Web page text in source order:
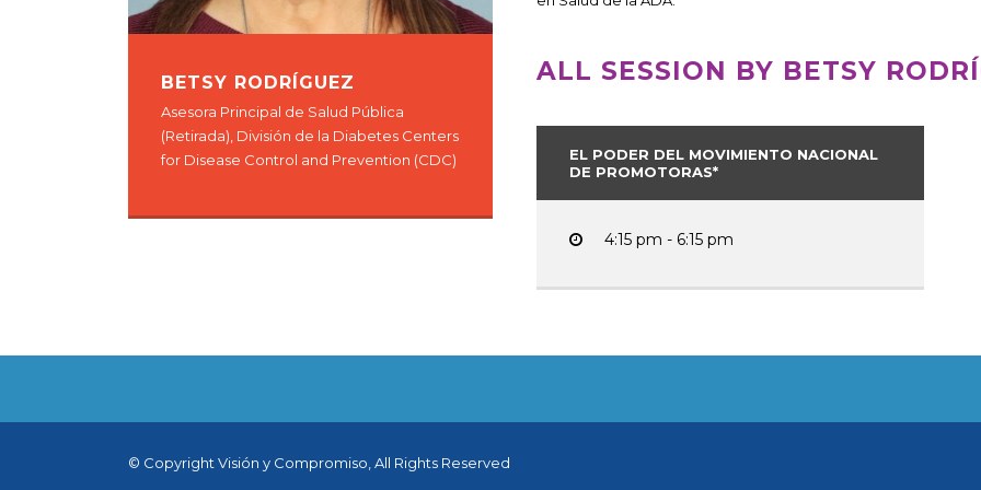
BETSY RODRÍGUEZ
Asesora Principal de Salud Pública
(Retirada), División de la Diabetes Centers
for Disease Control and Prevention (CDC)
ALL SESSION BY BETSY
EL PODER DEL MOVIMIENTO NACIONAL
DE PROMOTORAS*
4:15 pm - 6:15 pm
© Copyright Visión y Compromiso, All Rights Reserved